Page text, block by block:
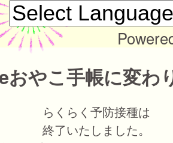
おやこ手帳に変わ
らくらく予防接種は
終了いたしました。